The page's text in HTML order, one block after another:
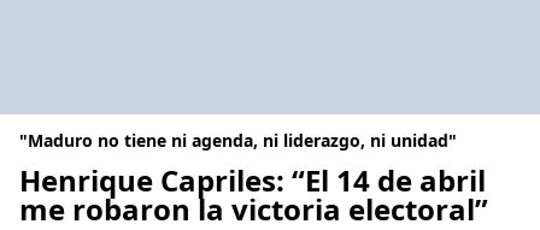
"Maduro no tiene ni agenda, ni liderazgo, ni unidad"
Henrique Capriles: “El 14 de abril
me robaron la victoria electoral”